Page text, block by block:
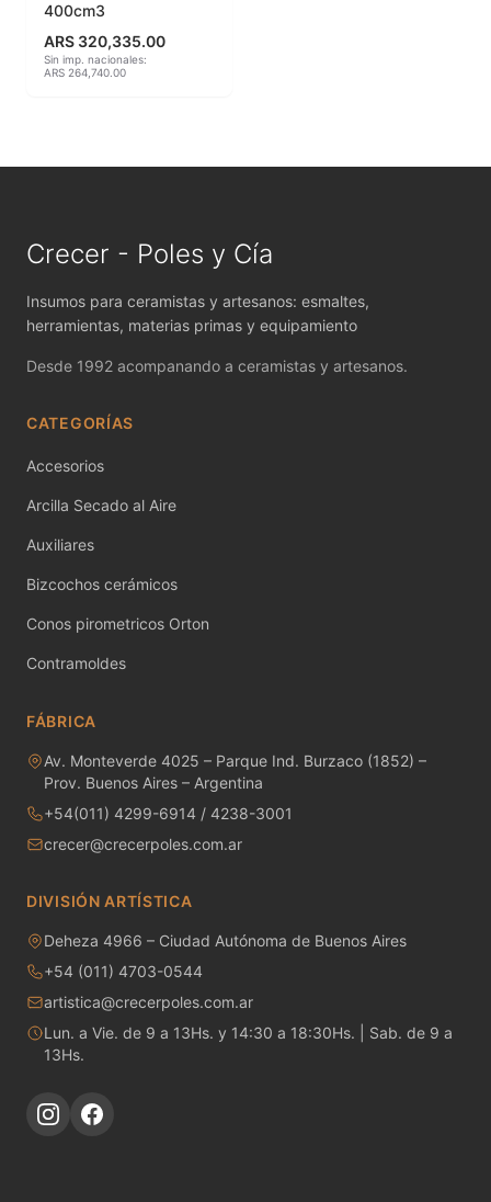
MAYCO DUNCAN EZ STROKES
MAYCO DUNCAN FRENCH DIMENSIONS
MAYCO ENGOBE
MAYCO FOUNDATIONS MATTE
MAYCO FOUNDATIONS OPAQUE
MAYCO FOUNDATIONS SHEER
MAYCO FUNDAMENTALS UNDERGLAZES
MAYCO JUNGLE GEMS
MAYCO NON FIRED PRODUCT ACCESSO
MAYCO POTTERY CASCADES
MAYCO RAKU GLAZES
MAYCO RAPID ROLL
MAYCO SNOW GEMS
MAYCO STONEWARE GLAZES
Minerales
400cm3
ARS 320,335.00
Sin imp. nacionales:
ARS 264,740.00
Crecer - Poles y Cía
Insumos para ceramistas y artesanos: esmaltes,
herramientas, materias primas y equipamiento
Desde 1992 acompanando a ceramistas y artesanos.
CATEGORÍAS
Accesorios
Arcilla Secado al Aire
Auxiliares
Bizcochos cerámicos
Conos pirometricos Orton
Contramoldes
FÁBRICA
Av. Monteverde 4025 – Parque Ind. Burzaco (1852) –
Prov. Buenos Aires – Argentina
+54(011) 4299-6914 / 4238-3001
crecer@crecerpoles.com.ar
DIVISIÓN ARTÍSTICA
Deheza 4966 – Ciudad Autónoma de Buenos Aires
+54 (011) 4703-0544
artistica@crecerpoles.com.ar
Lun. a Vie. de 9 a 13Hs. y 14:30 a 18:30Hs. | Sab. de 9 a
13Hs.